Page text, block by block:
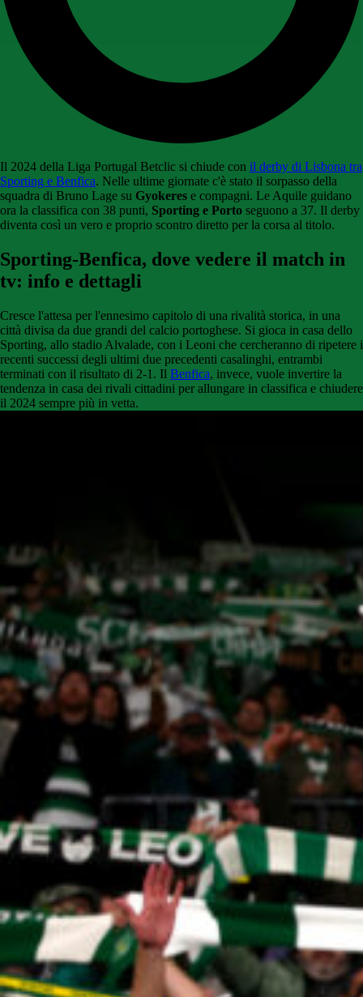
Il 2024 della Liga Portugal Betclic si chiude con il derby di Lisbona tra
Sporting e Benfica. Nelle ultime giornate c'è stato il sorpasso della
squadra di Bruno Lage su Gyokeres e compagni. Le Aquile guidano
ora la classifica con 38 punti, Sporting e Porto seguono a 37. Il derby
diventa così un vero e proprio scontro diretto per la corsa al titolo.
Sporting-Benfica, dove vedere il match in
tv: info e dettagli
Cresce l'attesa per l'ennesimo capitolo di una rivalità storica, in una
città divisa da due grandi del calcio portoghese. Si gioca in casa dello
Sporting, allo stadio Alvalade, con i Leoni che cercheranno di ripetere i
recenti successi degli ultimi due precedenti casalinghi, entrambi
terminati con il risultato di 2-1. Il Benfica, invece, vuole invertire la
tendenza in casa dei rivali cittadini per allungare in classifica e chiudere
il 2024 sempre più in vetta.